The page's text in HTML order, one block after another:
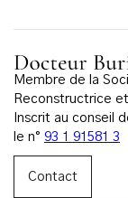
Membre de la
Reconstructrice
Inscrit au conseil
le n° 93 1 91581 3
Contact